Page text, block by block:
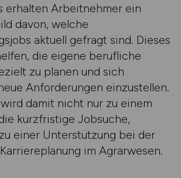
erhalten Arbeitnehmer ein
davon, welche
aktuell gefragt sind. Dieses
die eigene berufliche
zu planen und sich
Anforderungen einzustellen.
damit nicht nur zu einem
kurzfristige Jobsuche,
einer Unterstützung bei der
im Agrarwesen.